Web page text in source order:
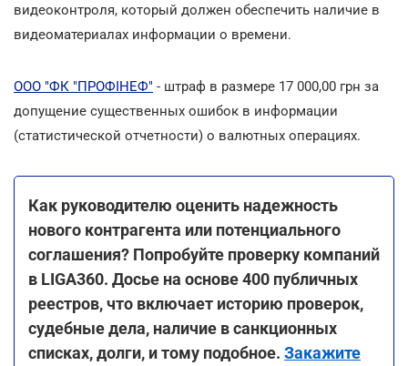
видеоконтроля, который должен обеспечить наличие в
видеоматериалах информации о времени.
ООО "ФК "ПРОФІНЕФ" - штраф в размере 17 000,00 грн за
допущение существенных ошибок в информации
(статистической отчетности) о валютных операциях.
Как руководителю оценить надежность
нового контрагента или потенциального
соглашения? Попробуйте проверку компаний
в LIGA360. Досье на основе 400 публичных
реестров, что включает историю проверок,
судебные дела, наличие в санкционных
списках, долги, и тому подобное. Закажите